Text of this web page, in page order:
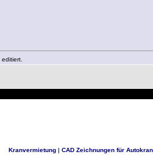
Kranvermietung| CAD Zeichnungen für